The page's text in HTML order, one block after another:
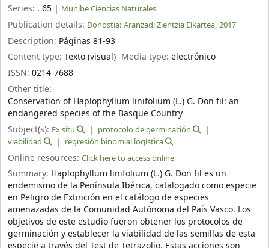
Series: . 65 | Munibe Ciencias Naturales
Publication details: Donostia: Aranzadi Zientzia Elkartea, 2017
Description: Páginas 81-93
Content type: Texto (visual) Media type:electrónico
ISSN: 0214-7688
Other title:
Conservation of Haplophyllum linifolium (L.) G. Don fil: an
endangered species of the Basque Country
Subject(s): Ex situ
protocolo de germinación
viabilidad
regresión binomial logística
Online resources: Click here to access online
Summary: Haplophyllum linifolium (L.) G. Don fil es un
endemismo de la Península Ibérica, catalogado como especie
en Peligro de Extinción en el catálogo de especies
amenazadas de la Comunidad Autónoma del País Vasco. Los
objetivos de este estudio fueron obtener los protocolos de
germinación y establecer la viabilidad de las semillas de esta